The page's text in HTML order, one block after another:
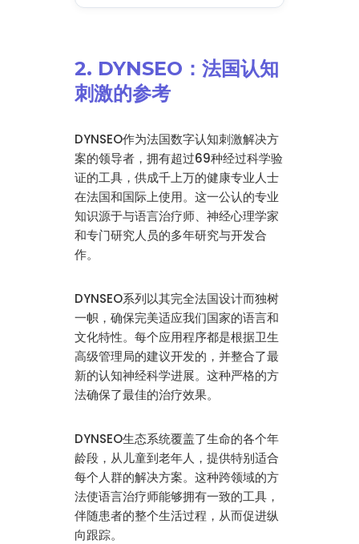
2. DYNSEO：法国认知
刺激的参考
DYNSEO作为法国数字认知刺激解决方
案的领导者，拥有超过69种经过科学验
证的工具，供成千上万的健康专业人士
在法国和国际上使用。这一公认的专业
知识源于与语言治疗师、神经心理学家
和专门研究人员的多年研究与开发合
作。
DYNSEO系列以其完全法国设计而独树
一帜，确保完美适应我们国家的语言和
文化特性。每个应用程序都是根据卫生
高级管理局的建议开发的，并整合了最
新的认知神经科学进展。这种严格的方
法确保了最佳的治疗效果。
DYNSEO生态系统覆盖了生命的各个年
龄段，从儿童到老年人，提供特别适合
每个人群的解决方案。这种跨领域的方
法使语言治疗师能够拥有一致的工具，
伴随患者的整个生活过程，从而促进纵
向跟踪。